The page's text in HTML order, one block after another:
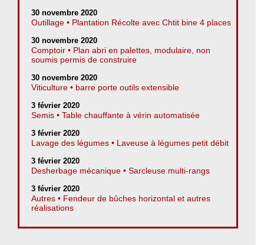
30 novembre 2020
Outillage • Plantation Récolte avec Chtit bine 4 places
30 novembre 2020
Comptoir • Plan abri en palettes, modulaire, non
soumis permis de construire
30 novembre 2020
Viticulture • barre porte outils extensible
3 février 2020
Semis • Table chauffante à vérin automatisée
3 février 2020
Lavage des légumes • Laveuse à légumes petit débit
3 février 2020
Desherbage mécanique • Sarcleuse multi-rangs
3 février 2020
Autres • Fendeur de bûches horizontal et autres
réalisations